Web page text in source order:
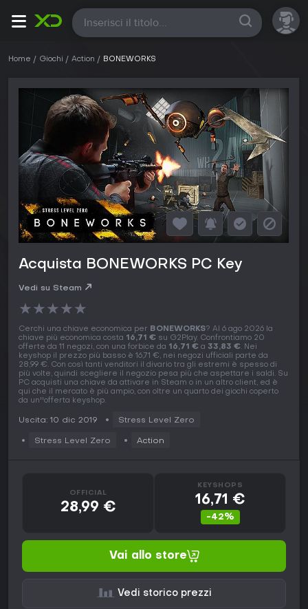
Tutte
Home Giochi Action BONEWORKS
Acquista BONEWORKS PC Key
Vedi su Steam
★★★★★
Cerchi una chiave economica per BONEWORKS? Al 6 ago 2026 la
chiave più economica costa 16,71 € su G2Play. Confrontiamo 20
offerte da 11 negozi, con una forbice da 16,71 € a 33,83 €. Nei
keyshop il prezzo più basso è 16,71 €, nei negozi ufficiali parte da
28,99 €. Con così tanti venditori il divario tra gli estremi è spesso di
più volte, quindi scegliere il negozio pesa più che aspettare i saldi. Su
PC acquisti una chiave da attivare in Steam o in un altro client, ed è
qui che il mercato è più ampio, con oltre un quarto dei giochi coperto
da un''offerta keyshop.
Uscita: 10 dic 2019 Stress Level Zero
Stress Level Zero Action
OFFICIAL
28,99 €
KEYSHOPS
16,71 €
-42%
Vai allo store
Vedi storico prezzi